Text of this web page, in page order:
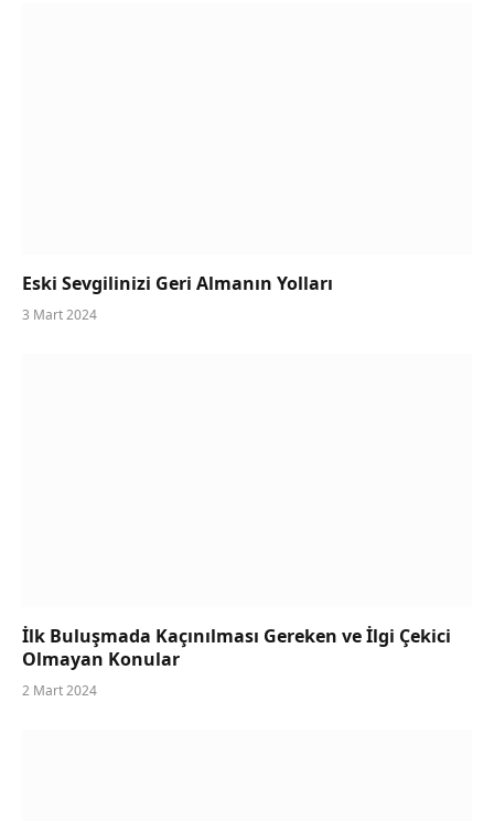
Eski Sevgilinizi Geri Almanın Yolları
3 Mart 2024
İlk Buluşmada Kaçınılması Gereken ve İlgi Çekici
Olmayan Konular
2 Mart 2024